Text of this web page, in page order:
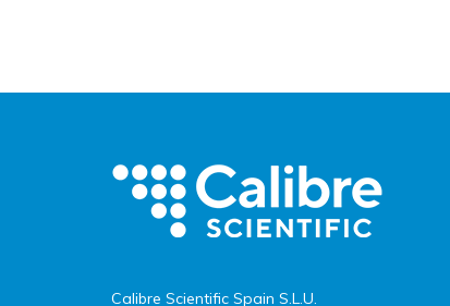
Calibre Scientific Spain S.L.U.